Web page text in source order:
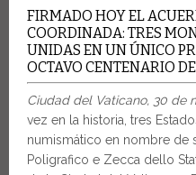
FIRMADO HOY EL
COORDINADA: TRES
UNIDAS EN UN ÚNICO
OCTAVO CENTENARIO
Ciudad del Vaticano, 30 de
vez en la historia, tres
numismático en nombre de
Poligrafico e Zecca dello